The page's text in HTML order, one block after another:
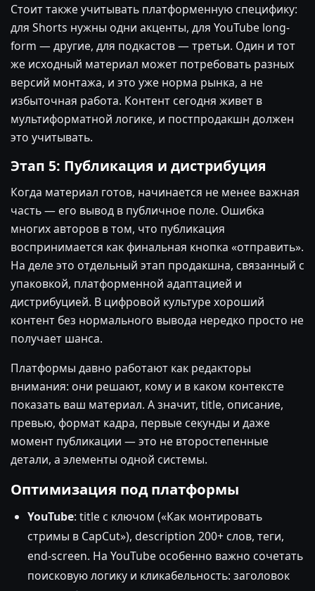
Стоит также учитывать платформенную специфику:
для Shorts нужны одни акценты, для YouTube long-
form — другие, для подкастов — третьи. Один и тот
же исходный материал может потребовать разных
версий монтажа, и это уже норма рынка, а не
избыточная работа. Контент сегодня живет в
мультиформатной логике, и постпродакшн должен
это учитывать.
Этап 5: Публикация и дистрибуция
Когда материал готов, начинается не менее важная
часть — его вывод в публичное поле. Ошибка
многих авторов в том, что публикация
воспринимается как финальная кнопка «отправить».
На деле это отдельный этап продакшна, связанный с
упаковкой, платформенной адаптацией и
дистрибуцией. В цифровой культуре хороший
контент без нормального вывода нередко просто не
получает шанса.
Платформы давно работают как редакторы
внимания: они решают, кому и в каком контексте
показать ваш материал. А значит, title, описание,
превью, формат кадра, первые секунды и даже
момент публикации — это не второстепенные
детали, а элементы одной системы.
Оптимизация под платформы
YouTube: title с ключом («Как монтировать
стримы в CapCut»), description 200+ слов, теги,
end-screen. На YouTube особенно важно сочетать
поисковую логику и кликабельность: заголовок